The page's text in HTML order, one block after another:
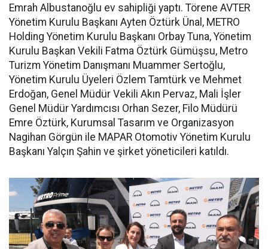
Emrah Albustanoğlu ev sahipliği yaptı. Törene AVTER
Yönetim Kurulu Başkanı Ayten Öztürk Ünal, METRO
Holding Yönetim Kurulu Başkanı Orbay Tuna, Yönetim
Kurulu Başkan Vekili Fatma Öztürk Gümüşsu, Metro
Turizm Yönetim Danışmanı Muammer Sertoğlu,
Yönetim Kurulu Üyeleri Özlem Tamtürk ve Mehmet
Erdoğan, Genel Müdür Vekili Akın Pervaz, Mali İşler
Genel Müdür Yardımcısı Orhan Sezer, Filo Müdürü
Emre Öztürk, Kurumsal Tasarım ve Organizasyon
Nagihan Görgün ile MAPAR Otomotiv Yönetim Kurulu
Başkanı Yalçın Şahin ve şirket yöneticileri katıldı.